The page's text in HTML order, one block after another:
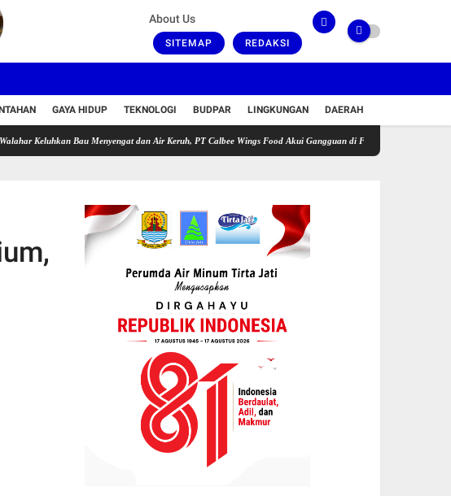
About Us
SITEMAP REDAKSI
GAYA HIDUP TEKNOLOGI BUDPAR LINGKUNGAN DAERAH
Bau Menyengat dan Air Keruh, PT Calbee Wings Food Akui Gangguan di Fasilitas Pengolahan Limbah